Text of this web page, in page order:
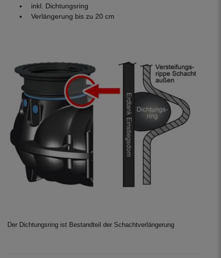
inkl. Dichtungsring
Verlängerung bis zu 20 cm
Der Dichtungsring ist Bestandteil der Schachtverlängerung